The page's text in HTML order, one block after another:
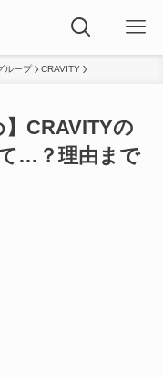
ループ CRAVITY
】CRAVITYの
…？理由まで